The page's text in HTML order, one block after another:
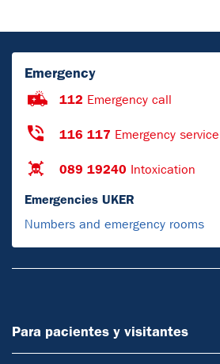
Emergency
112 Emergency call
116 117 Emergency service
089 19240 Intoxication
Emergencies UKER
Numbers and emergency rooms
Para pacientes y visitantes